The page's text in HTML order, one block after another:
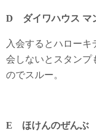
D ダイワハウス マ
入会するとハローキ
会しないとスタンプ
のでスルー。
E ほけんのぜんぶ